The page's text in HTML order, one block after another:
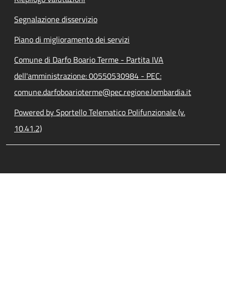
Segnalazione disservizio
Piano di miglioramento dei servizi
Comune di Darfo Boario Terme - Partita IVA
dell'amministrazione: 00550530984 - PEC:
comune.darfoboarioterme@pec.regione.lombardia.it
Powered by Sportello Telematico Polifunzionale (v.
10.41.2)